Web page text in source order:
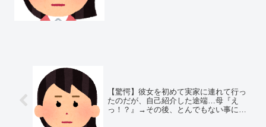
【驚愕】彼女を初めて実家に連れて行っ
たのだが、自己紹介した途端…母『え
っ！？』→その後、とんでもない事にな